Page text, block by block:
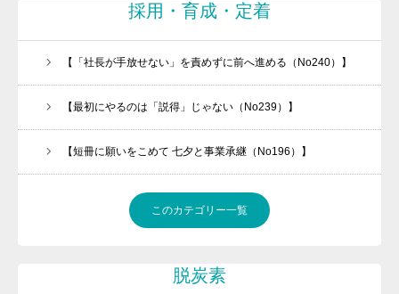
採用・育成・定着
【「社長が手放せない」を責めずに前へ進める（No240）】
【最初にやるのは「説得」じゃない（No239）】
【短冊に願いをこめて 七夕と事業承継（No196）】
このカテゴリー一覧
脱炭素